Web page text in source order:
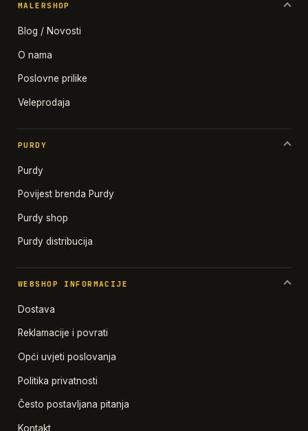
MALERSHOP
Blog / Novosti
O nama
Poslovne prilike
Veleprodaja
PURDY
Purdy
Povijest brenda Purdy
Purdy shop
Purdy distribucija
WEBSHOP INFORMACIJE
Dostava
Reklamacije i povrati
Opći uvjeti poslovanja
Politika privatnosti
Često postavljana pitanja
Kontakt